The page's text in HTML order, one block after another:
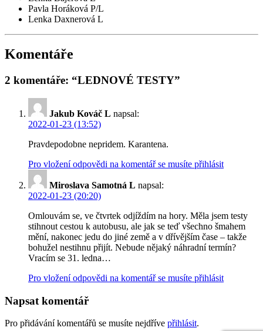
Pavla Horáková P/L
Lenka Daxnerová L
Komentáře
2 komentáře: “LEDNOVÉ TESTY”
Jakub Kováč L napsal:
2022-01-23 (13:52)
Pravdepodobne nepridem. Karantena.
Pro vložení odpovědi na komentář se musíte přihlásit
Miroslava Samotná L napsal:
2022-01-23 (20:20)
Omlouvám se, ve čtvrtek odjíždím na hory. Měla jsem testy
stihnout cestou k autobusu, ale jak se teď všechno šmahem
mění, nakonec jedu do jiné země a v dřívějším čase – takže
bohužel nestihnu přijít. Nebude nějaký náhradní termín?
Vracím se 31. ledna…
Pro vložení odpovědi na komentář se musíte přihlásit
Napsat komentář
Pro přidávání komentářů se musíte nejdříve přihlásit.